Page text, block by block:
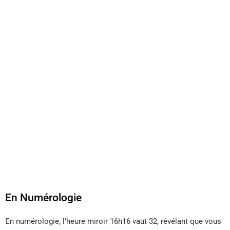
En Numérologie
En numérologie, l’heure miroir 16h16 vaut 32, révélant que vous